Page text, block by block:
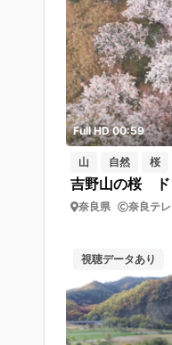
Full HD 00:59
山 自然 桜
吉野山の桜
奈良県 奈良テ
視聴データあり